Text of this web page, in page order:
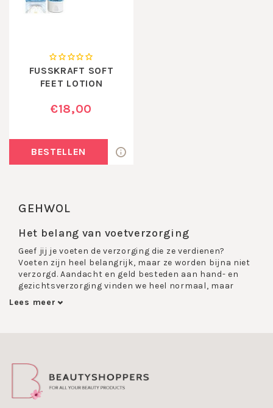
FUSSKRAFT SOFT
FEET LOTION
€18,00
BESTELLEN
GEHWOL
Het belang van voetverzorging
Geef jij je voeten de verzorging die ze verdienen?
Voeten zijn heel belangrijk, maar ze worden bijna niet
verzorgd. Aandacht en geld besteden aan hand- en
gezichtsverzorging vinden we heel normaal, maar
GEHWOL
voetverzorgende producten en de kwaliteit ervan is
uitstekend.
De producten zorgen voor een complete voet en been
Lees meer